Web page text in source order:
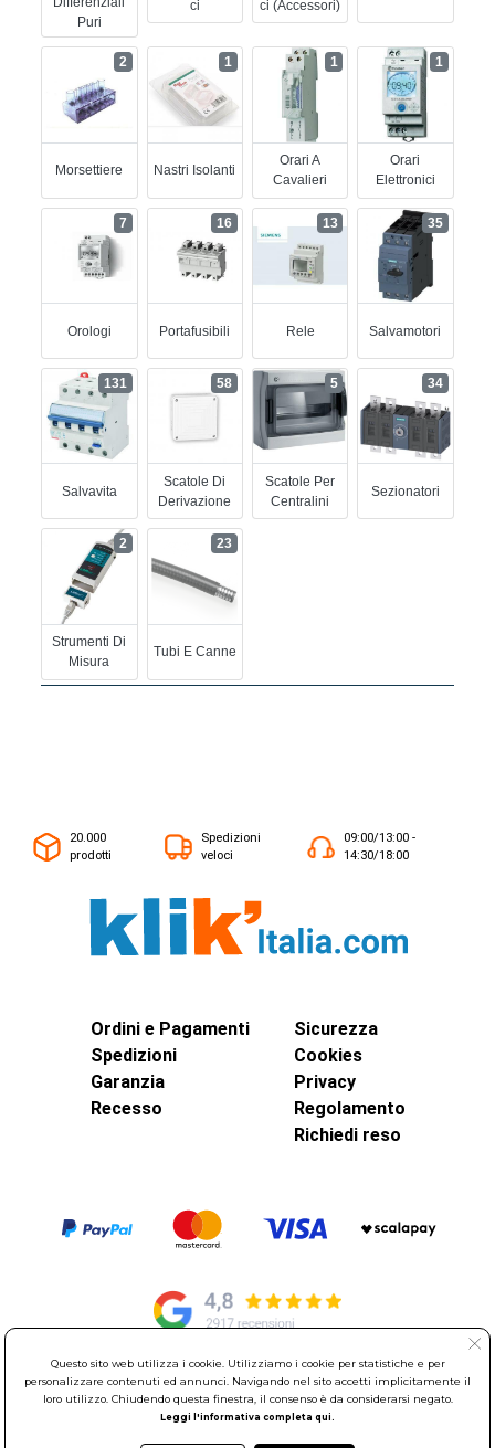
Puri
Ci
Ci (accessori)
Morsettiere
2
Nastri Isolanti
1
Orari A
Cavalieri
1
Orari
Elettronici
1
Orologi
7
Portafusibili
16
Rele
13
Salvamotori
35
Salvavita
131
Scatole Di
Derivazione
58
Scatole Per
Centralini
5
Sezionatori
34
Strumenti Di
Misura
2
Tubi E Canne
23
20.000
prodotti
Spedizioni
veloci
09:00/13:00 -
14:30/18:00
Ordini e Pagamenti
Spedizioni
Garanzia
Recesso
Sicurezza
Cookies
Privacy
Regolamento
Richiedi reso
© Elettroservice Spa - Sede Legale: Via Leonardo da Vinci, 40 -
00015 Monterotondo Scalo (RM)
Questo sito web utilizza i cookie. Utilizziamo i cookie per statistiche e per
personalizzare contenuti ed annunci. Navigando nel sito accetti implicitamente il
loro utilizzo. Chiudendo questa finestra, il consenso è da considerarsi negato.
Leggi l'informativa completa qui.